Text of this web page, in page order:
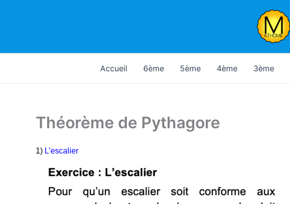
Accueil 6ème 5ème 4ème 3ème
Théorème de Pythagore
1) L’escalier